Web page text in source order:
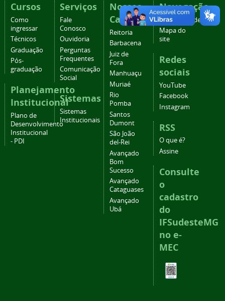
Cursos
Como
ingressar
Técnicos
Graduação
Pós-
graduação
Planejamento
Institucional
Plano de
Desenvolvimento
Institucional
- PDI
Serviços
Fale
Conosco
Ouvidoria
Perguntas
Frequentes
Comunicação
Social
Sistemas
Sistemas
Institucionais
Nossos
Campi
Reitoria
Barbacena
Juiz de
Fora
Manhuaçu
Muriaé
Rio
Pomba
Santos
Dumont
São João
del-Rei
Avançado
Bom
Sucesso
Avançado
Cataguases
Avançado
Ubá
Navegação
Acessibilidade
Mapa do
site
Redes
sociais
YouTube
Facebook
Instagram
RSS
O que é?
Assine
Consulte
o
cadastro
do
IFSudesteMG
no e-
MEC